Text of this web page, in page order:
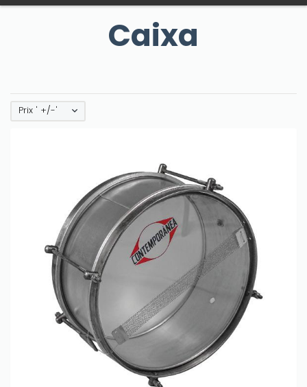
Caixa
Prix ' +/-'